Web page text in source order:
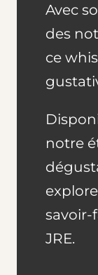
Avec
des
ce
notre
savoir-
JRE.